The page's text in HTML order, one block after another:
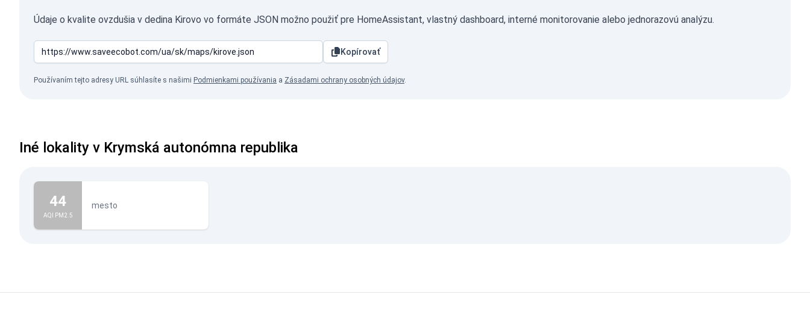
Údaje o kvalite ovzdušia v dedina Kirovo vo formáte JSON možno použiť pre HomeAssistant, vlastný dashboard, interné monitorovanie alebo jednorazovú analýzu.
Kopírovať
Používaním tejto adresy URL súhlasíte s našimi Podmienkami používania a Zásadami ochrany osobných údajov.
Iné lokality v Krymská autonómna republika
44
AQI PM2.5
mesto